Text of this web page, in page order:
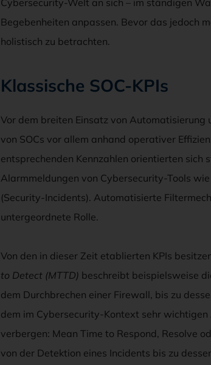
Begebenheiten anpassen. Bevor das jedoch
holistisch zu betrachten.
Klassische SOC-KPIs
Vor dem breiten Einsatz von
von SOCs vor allem anhand operativer
entsprechenden Kennzahlen orientierten
Alarmmeldungen von Cybersecurity-Tools
(Security-Incidents). Automatisierte
untergeordnete Rolle.
Von den in dieser Zeit etablierten KPIs
to Detect (MTTD) beschreibt beispielsweise
dem Durchbrechen einer Firewall, bis zu
dem im Cybersecurity-Kontext sehr wichtigen
verbergen: Mean Time to Respond, Resolve
von der Detektion eines Incidents bis zu